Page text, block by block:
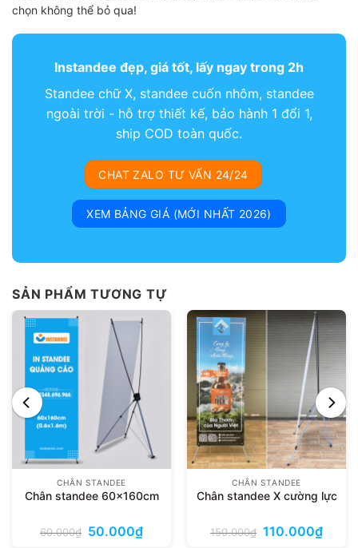
chọn không thể bỏ qua!
Instandee đẹp, giá tốt, lấy ngay trong 2h
Standee chữ X, standee cuốn nhôm, standee
ngoài trời - hỗ trợ thiết kế, bảo hành 1 đổi 1,
ship COD toàn quốc.
CHAT ZALO TƯ VẤN 24/24
XEM BẢNG GIÁ (MỚI NHẤT 2026)
SẢN PHẨM TƯƠNG TỰ
CHÂN STANDEE
Chân standee 60x160cm
60.000₫ Giá
gốc
50.000₫Giá
hiện
CHÂN STANDEE
Chân standee X cường lực
150.000₫ Giá
gốc
110.000₫Giá
hiện